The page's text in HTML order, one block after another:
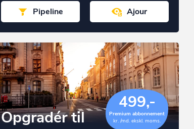
Pipeline Ajour
499,-
Premium abbonnement
kr. /md. ekskl. moms.
Opgradér til